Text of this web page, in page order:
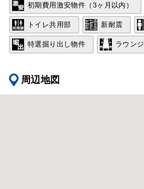
初期費用激安物件（3ヶ月以内）
トイレ共用部 新耐震
特選掘り出し物件 ラウンジ
周辺地図